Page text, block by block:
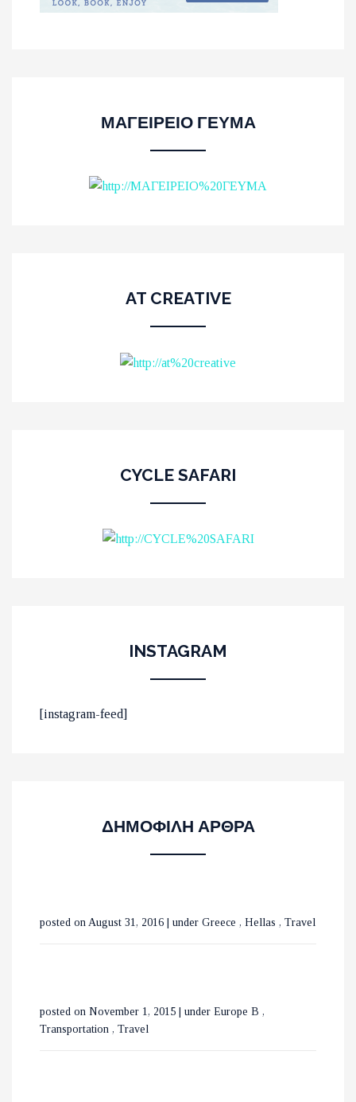
ΜΑΓΕΙΡΕΙΟ ΓΕΥΜΑ
AT CREATIVE
CYCLE SAFARI
INSTAGRAM
[instagram-feed]
ΔΗΜΟΦΙΛΗ ΑΡΘΡΑ
ΟΙ 10 ΟΜΟΡΦΟΤΕΡΕΣ
posted on August 31, 2016 under Greece , Hellas , Travel
ΟΛΛΑΝΔΙΑ
posted on November 1, 2015 under Europe B ,
Transportation , Travel
ΒΟΥΚΟΥΡΕΣΤΙ ΣΕ 3 ΗΜΕΡΕΣ